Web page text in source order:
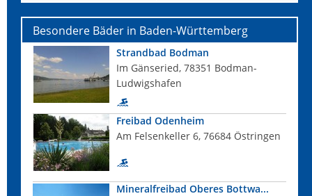
Besondere Bäder in Baden-Württemberg
Strandbad Bodman
Im Gänseried, 78351 Bodman-
Ludwigshafen
Freibad Odenheim
Am Felsenkeller 6, 76684 Östringen
Mineralfreibad Oberes Bottwa...